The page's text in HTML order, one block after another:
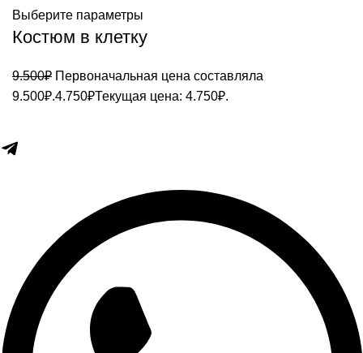
Выберите параметры
Костюм в клетку
9.500₽ Первоначальная цена составляла
9.500₽.4.750₽Текущая цена: 4.750₽.